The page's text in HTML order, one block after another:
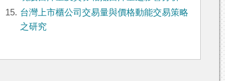
15. 台灣上市櫃公司交易量與價格動能交易策略
之研究